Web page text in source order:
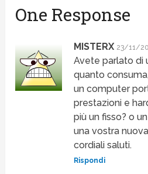
One Response
MISTERX 23/11/
Avete parlato di
quanto
un computer
prestazioni e
più un fisso? o
una vostra
cordiali saluti.
Rispondi